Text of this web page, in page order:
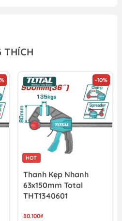
THÍCH
-10%
HOT
Thanh Kẹp Nhanh
63x150mm Total
THT1340601
80.100₫